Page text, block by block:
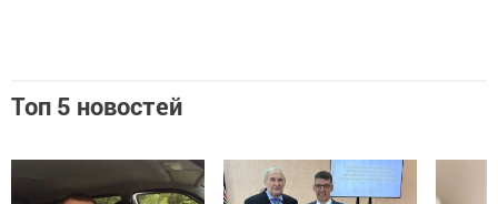
Топ 5 новостей